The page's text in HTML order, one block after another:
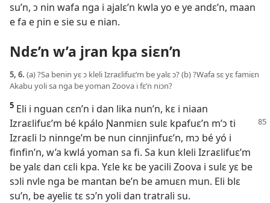
su’n, ɔ nin wafa nga i ajalɛ’n kwla yo e ye andɛ’n, maan
e fa e ɲin e sie su e nian.
Ndɛ’n w’a jran kpa siɛn’n
5, 6. (a) ?Sa benin yɛ ɔ kleli Izraɛlifuɛ’m be yalɛ ɔ? (b) ?Wafa sɛ yɛ famiɛn
Akabu yoli sa nga be yoman Zoova i fɛ’n niɔn?
5 Eli i nguan cɛn’n i dan lika nun’n, kɛ i niaan
Izraɛlifuɛ’m bé kpálo Ɲanmiɛn sulɛ kpafuɛ’n m’ɔ ti
Izraɛli lɔ ninnge’m be nun cinnjinfuɛ’n, mɔ bé yó i
finfin’n, w’a kwlá yoman sa fi. Sa kun kleli Izraɛlifuɛ’m
be yalɛ dan cɛli kpa. Yɛle kɛ be yacili Zoova i sulɛ yɛ be
sɔli nvle nga be mantan be’n be amuɛn mun. Eli blɛ
su’n, be ayeliɛ tɛ sɔ’n yoli dan tratrali su.